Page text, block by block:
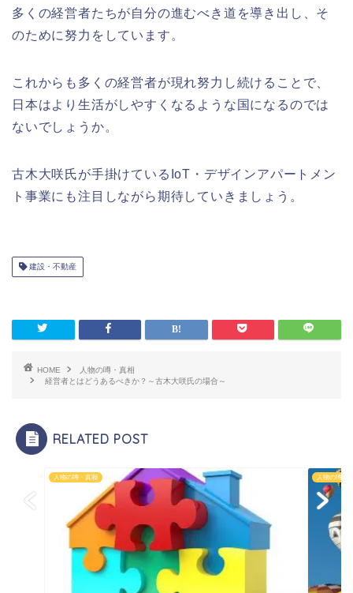
多くの経営者たちが自分の進むべき道を導き出し、そ
のために努力をしています。
これからも多くの経営者が現れ努力し続けることで、
日本はより生活がしやすくなるような国になるのでは
ないでしょうか。
古木大咲氏が手掛けているIoT・デザインアパートメン
ト事業にも注目しながら期待していきましょう。
建設・不動産
HOME
人物の噂・真相
経営者とはどうあるべきか？～古木大咲氏の場合～
RELATED POST
人物の噂・真相 人物の噂・